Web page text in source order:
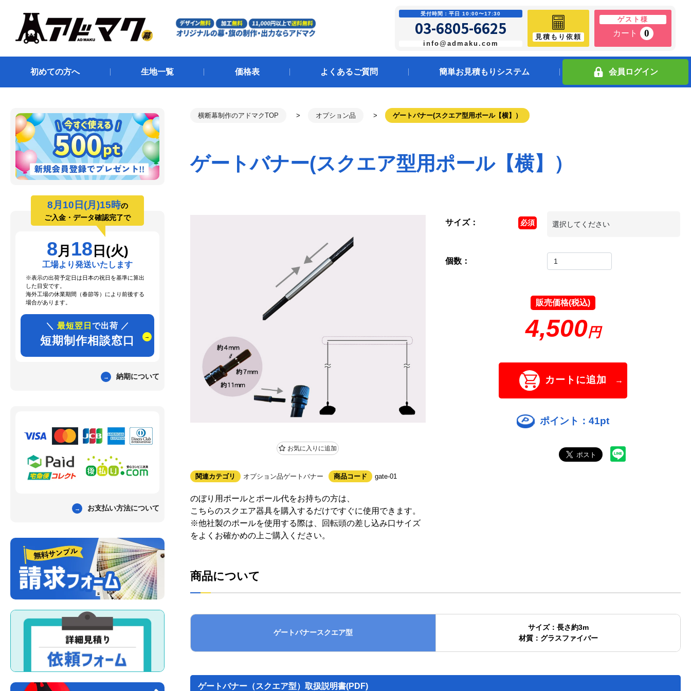
受付時間：平日 10:00〜17:30
03-6805-6625
info@admaku.com
見積もり依頼
ゲスト様
カート 0
初めての方へ 生地一覧 価格表 よくあるご質問 簡単お見積もりシステム 会員ログイン
横断幕制作のアドマクTOP オプション品 ゲートバナー(スクエア型用ポール【横】）
ゲートバナー(スクエア型用ポール【横】）
お気に入りに追加
関連カテゴリ オプション品ゲートバナー 商品コード gate-01
のぼり用ポールとポール代をお持ちの方は、
こちらのスクエア器具を購入するだけですぐに使用できます。
※他社製のポールを使用する際は、回転頭の差し込み口サイズ
をよくお確かめの上ご購入ください。
サイズ： 必須
個数：
販売価格(税込)
4,500円
カートに追加
ポイント：41pt
商品について
ゲートバナースクエア型
サイズ：長さ約3m
材質：グラスファイバー
ゲートバナー（スクエア型）取扱説明書(PDF)
8月10日(月)15時の
ご入金・データ確認完了で
8月 18 日(火)
工場より発送いたします
※表示の出荷予定日は日本の祝日を基準に算出
した目安です。
海外工場の休業期間（春節等）により前後する
場合があります。
＼ 最短翌日 で出荷 ／
短期制作相談窓口
納期について
お支払い方法について